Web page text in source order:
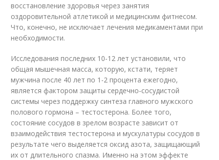
восстановление здоровья через занятия
оздоровительной атлетикой и медицинским фитнесом.
Что, конечно, не исключает лечения медикаментами при
необходимости.
Исследования последних 10-12 лет установили, что
общая мышечная масса, которую, кстати, теряет
мужчина после 40 лет по 1-2 процента ежегодно,
является фактором защиты сердечно-сосудистой
системы через поддержку синтеза главного мужского
полового гормона – тестостерона. Более того,
состояние сосудов в зрелом возрасте зависит от
взаимодействия тестостерона и мускулатуры сосудов в
результате чего выделяется оксид азота, защищающий
их от длительного спазма. Именно на этом эффекте